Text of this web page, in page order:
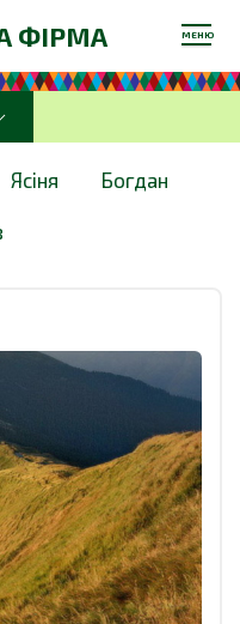
ФІРМА МЕНЮ
Ясіня Богдан